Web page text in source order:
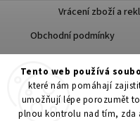
Tento web používá
které nám pomáhají
umožňují lépe porozumět
plnou kontrolu nad tím, zda
Vrácení zboží a
Obchodní podmínky